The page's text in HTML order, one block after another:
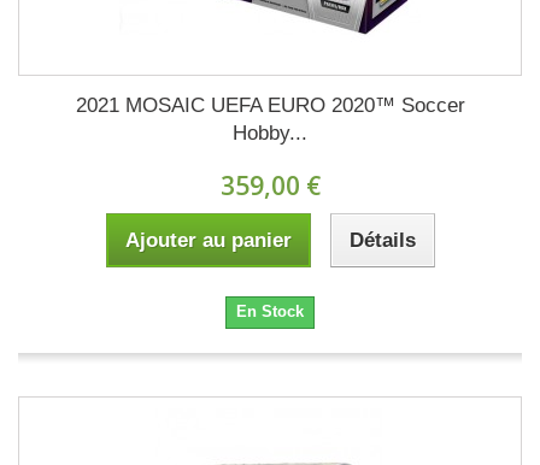
2021 MOSAIC UEFA EURO 2020™ Soccer
Hobby...
359,00 €
Ajouter au panier Détails
En Stock